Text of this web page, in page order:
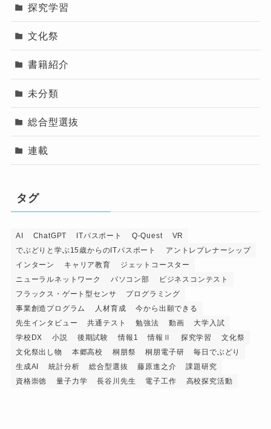
探究学習
文化祭
書籍紹介
未分類
総合型選抜
連載
タグ
AI ChatGPT ITパスポート Q-Quest
VR
でぶどりと学ぶ15歳からのITパスポート
アントレプレナーシップ
インターン
キャリア教育
ジェットコースター
ニューラルネットワーク
パソコン部
ビジネスコンテスト
フラックス・ゲート型センサ
プログラミング
事業創造プログラム
人材育成
今から出願できる
先生インタビュー
共通テスト 勉強法 動画
大学入試
学校DX
小説 後期試験 情報1 情報Ⅱ 探究学習
文化祭
文化祭出し物
本郷高校 桐朋祭 桐朋電子研
毎日でぶどり
生成AI
統計分析 総合型選抜 藤原進之介
課題研究
資格崇徳
量子力学 長谷川先生 電子工作 高校探究活動